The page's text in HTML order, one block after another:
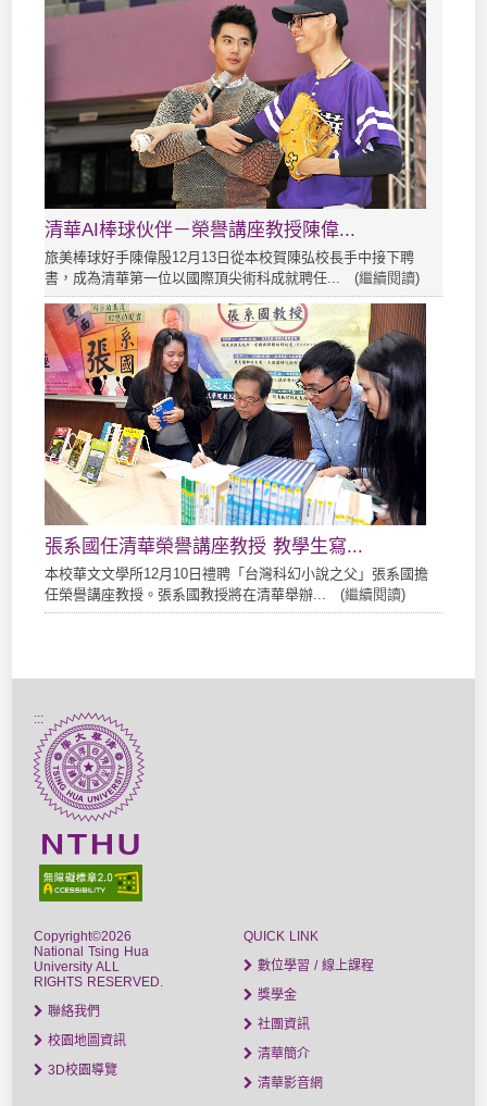
清華AI棒球伙伴－榮譽講座教授陳偉...
旅美棒球好手陳偉殷12月13日從本校賀陳弘校長手中接下聘
書，成為清華第一位以國際頂尖術科成就聘任... (繼續閱讀)
張系國任清華榮譽講座教授 教學生寫...
本校華文文學所12月10日禮聘「台灣科幻小說之父」張系國擔
任榮譽講座教授。張系國教授將在清華舉辦... (繼續閱讀)
:::
Copyright©2026
National Tsing Hua
University ALL
RIGHTS RESERVED.
聯絡我們
校園地圖資訊
3D校園導覽
QUICK LINK
數位學習 / 線上課程
獎學金
社團資訊
清華簡介
清華影音網